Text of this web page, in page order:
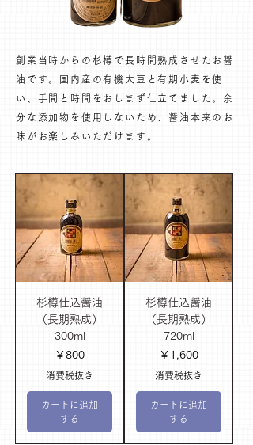
創業当時からの杉樽で長時間熟成させたお醤
油です。国内産の有機大豆と有期小麦を使
い、手間と時間をおしまず仕立てました。余
分な添加物を使用しないため、醤油本来のお
味がお楽しみいただけます。
杉樽仕込醤油
（長期熟成）
300ml
価格
￥800
消費税抜き
カートに追加
する
杉樽仕込醤油
（長期熟成）
720ml
価格
￥1,600
消費税抜き
カートに追加
する